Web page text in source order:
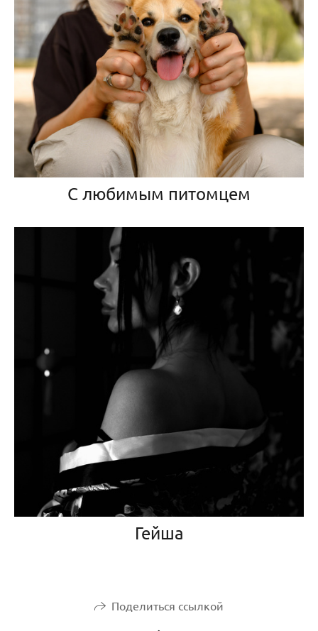
С любимым питомцем
Гейша
Поделиться ссылкой